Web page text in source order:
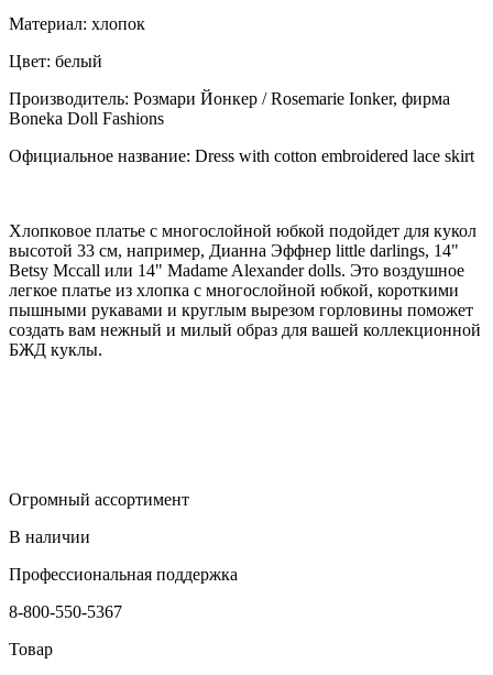
Материал: хлопок
Цвет: белый
Производитель: Розмари Йонкер / Rosemarie Ionker, фирма
Boneka Doll Fashions
Официальное название: Dress with cotton embroidered lace skirt
Хлопковое платье с многослойной юбкой подойдет для кукол
высотой 33 см, например, Дианна Эффнер little darlings, 14"
Betsy Mccall или 14" Madame Alexander dolls. Это воздушное
легкое платье из хлопка с многослойной юбкой, короткими
пышными рукавами и круглым вырезом горловины поможет
создать вам нежный и милый образ для вашей коллекционной
БЖД куклы.
Огромный ассортимент
В наличии
Профессиональная поддержка
8-800-550-5367
Товар